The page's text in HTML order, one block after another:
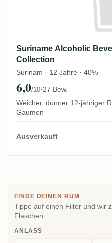
Suriname Alcoholic
Collection
Surinam · 12 Jahre · 40%
6,0/10·27 Bew.
Weicher, dünner 12-jähriger
Gaumen
Ausverkauft
FINDE DEINEN RUM
Tippe auf einen Filter und wir
Flaschen.
ANLASS